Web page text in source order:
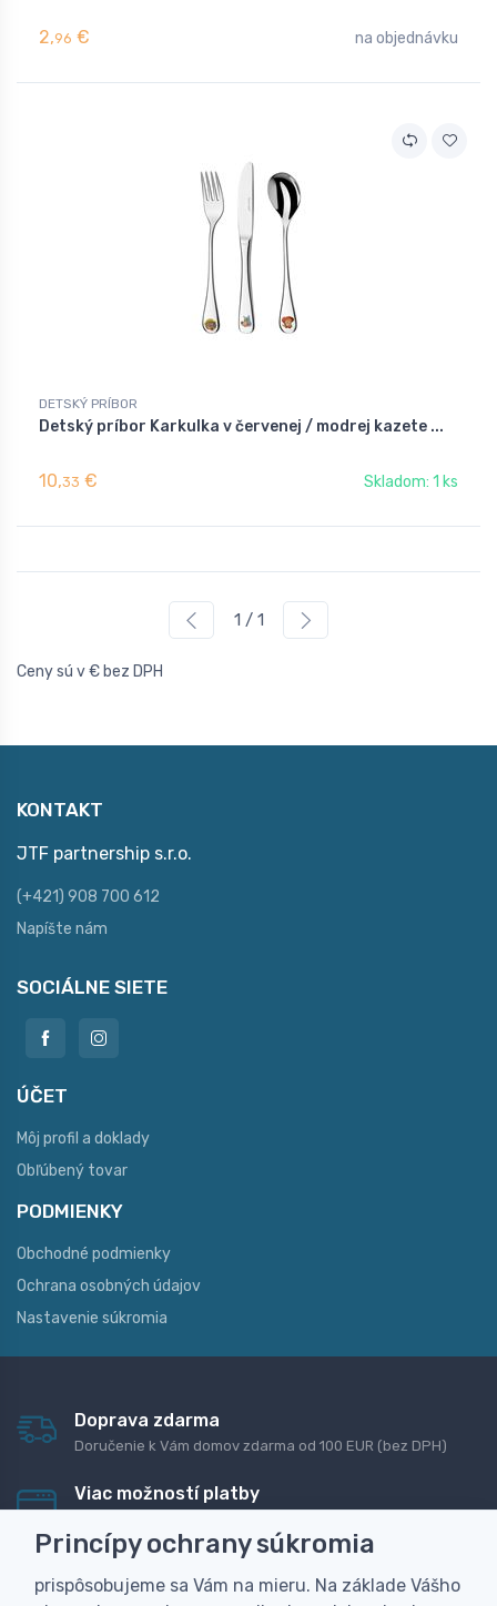
2,96 € na objednávku
DETSKÝ PRÍBOR
Detský príbor Karkulka v červenej / modrej kazete ...
10,33 € Skladom: 1 ks
1 / 1
Ceny sú v € bez DPH
KONTAKT
JTF partnership s.r.o.
(+421) 908 700 612
Napíšte nám
SOCIÁLNE SIETE
ÚČET
Môj profil a doklady
Obľúbený tovar
PODMIENKY
Obchodné podmienky
Ochrana osobných údajov
Nastavenie súkromia
Doprava zdarma
Doručenie k Vám domov zdarma od 100 EUR (bez DPH)
Viac možností platby
dobierku
Personalizácia
Princípy ochrany súkromia
prispôsobujeme sa Vám na mieru. Na základe Vášho